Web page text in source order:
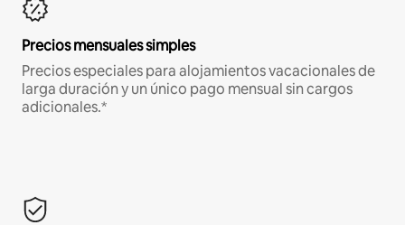
Precios mensuales simples
Precios especiales para alojamientos vacacionales de
larga duración y un único pago mensual sin cargos
adicionales.*